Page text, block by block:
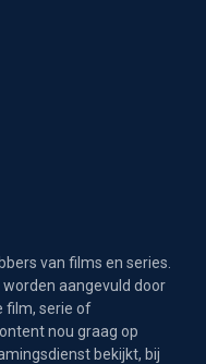
van films en series.
aangevuld door
film, serie of
nou graag op
bekijkt, bij